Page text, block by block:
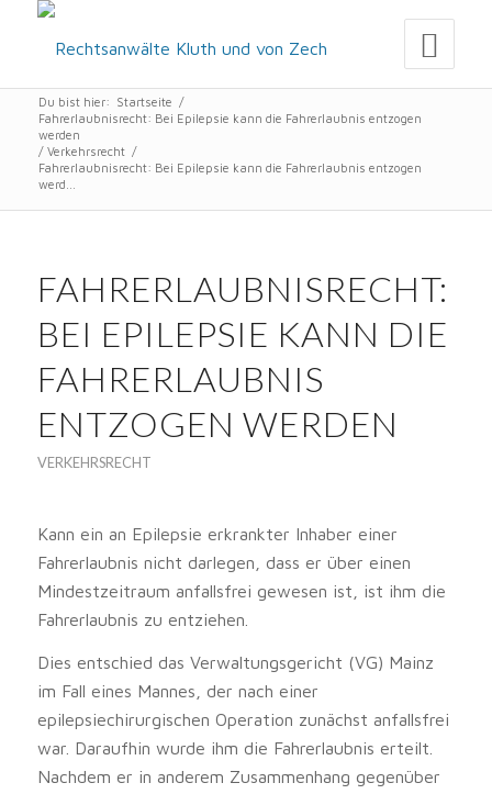
Du bist hier: Startseite
/
Fahrerlaubnisrecht: Bei Epilepsie kann die Fahrerlaubnis entzogen
werden
/ Verkehrsrecht /
Fahrerlaubnisrecht: Bei Epilepsie kann die Fahrerlaubnis entzogen
werd...
FAHRERLAUBNISRECHT:
BEI EPILEPSIE KANN DIE
FAHRERLAUBNIS
ENTZOGEN WERDEN
VERKEHRSRECHT
Kann ein an Epilepsie erkrankter Inhaber einer
Fahrerlaubnis nicht darlegen, dass er über einen
Mindestzeitraum anfallsfrei gewesen ist, ist ihm die
Fahrerlaubnis zu entziehen.
Dies entschied das Verwaltungsgericht (VG) Mainz
im Fall eines Mannes, der nach einer
epilepsiechirurgischen Operation zunächst anfallsfrei
war. Daraufhin wurde ihm die Fahrerlaubnis erteilt.
Nachdem er in anderem Zusammenhang gegenüber